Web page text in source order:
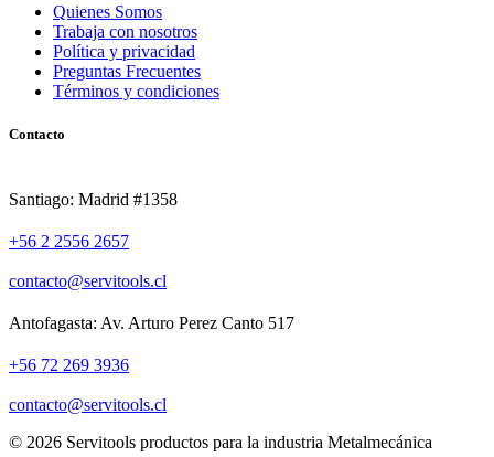
Quienes Somos
Trabaja con nosotros
Política y privacidad
Preguntas Frecuentes
Términos y condiciones
Contacto
Santiago: Madrid #1358
+56 2 2556 2657
contacto@servitools.cl
Antofagasta: Av. Arturo Perez Canto 517
+56 72 269 3936
contacto@servitools.cl
© 2026 Servitools productos para la industria Metalmecánica